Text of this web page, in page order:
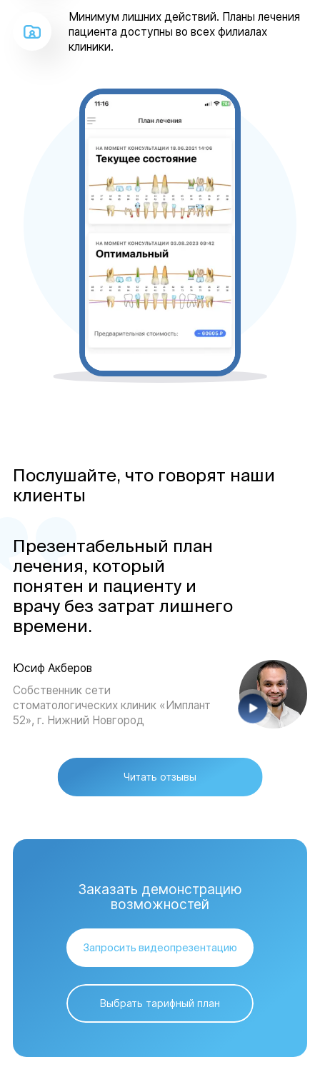
Минимум лишних действий. Планы лечения
пациента доступны во всех филиалах
клиники.
Послушайте, что говорят наши
клиенты
Читать отзывы
Презентабельный план
лечения, который
понятен и пациенту и
врачу без затрат лишнего
времени.
Юсиф Акберов
Собственник сети
стоматологических клиник «Имплант
52», г. Нижний Новгород
Заказать демонстрацию
возможностей
Запросить видеопрезентацию
Выбрать тарифный план